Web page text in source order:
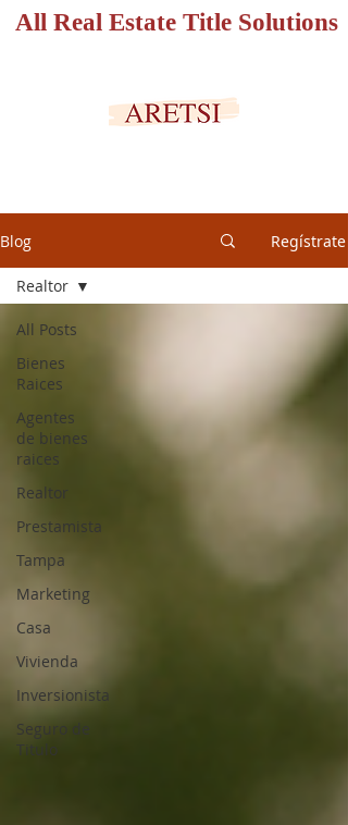
All Real Estate Title Solutions
Blog Regístrate
All Posts
Bienes
Raices
Agentes
de bienes
raices
Realtor
Prestamista
Tampa
Marketing
Casa
Vivienda
Inversionista
Seguro de
Titulo
Realtor